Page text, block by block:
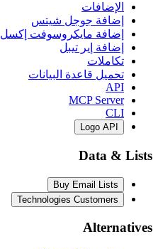
الإضافات
إضافة جوجل شيتس
إضافة مايكروسوفت إكسل
إضافة إير تيبل
تكاملات
تحميل قاعدة البيانات
API
MCP Server
CLI
Logo API
Data & Lists
Buy Email Lists
Technologies Customers
Alternatives